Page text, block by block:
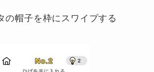
の帽子を枠にスワイプする